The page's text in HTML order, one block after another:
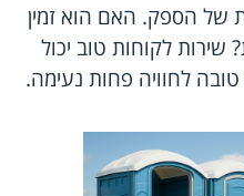
של הספק. האם הוא זמין
שירות לקוחות טוב יכול
לחוויה פחות נעימה.